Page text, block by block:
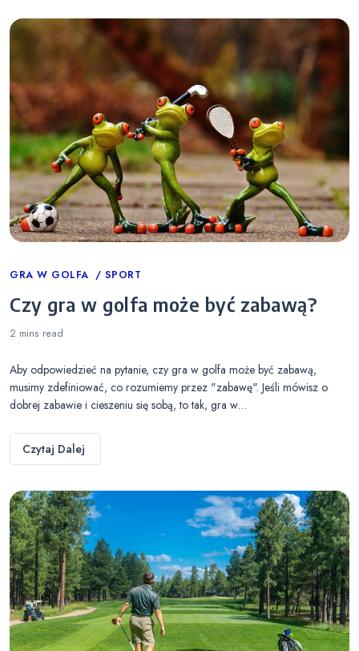
Categories
GRA W GOLFA SPORT
Czy gra w golfa może być zabawą?
2 mins read
Aby odpowiedzieć na pytanie, czy gra w golfa może być zabawą,
musimy zdefiniować, co rozumiemy przez "zabawę". Jeśli mówisz o
dobrej zabawie i cieszeniu się sobą, to tak, gra w…
Czytaj Dalej